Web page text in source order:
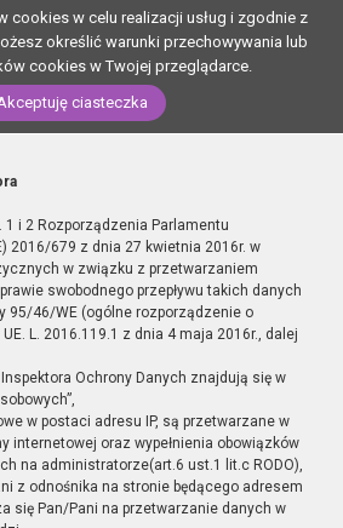
cookies w celu realizacji usług i zgodnie z
określić warunki przechowywania lub
cookies w Twojej przeglądarce.
ciasteczka
1 i 2 Rozporządzenia Parlamentu
2016/679 z dnia 27 kwietnia 2016r. w
w związku z przetwarzaniem
swobodnego przepływu takich danych
95/46/WE (ogólne rozporządzenie o
L. 2016.119.1 z dnia 4 maja 2016r., dalej
Ochrony Danych znajdują się w
w postaci adresu IP, są przetwarzane w
internetowej oraz wypełnienia obowiązków
na administratorze(art.6 ust.1 lit.c RODO),
z odnośnika na stronie będącego adresem
się Pan/Pani na przetwarzanie danych w